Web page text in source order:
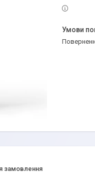
замовлення